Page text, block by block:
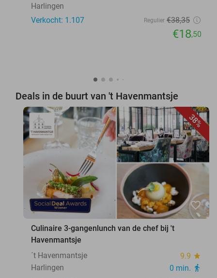
Harlingen
Verkocht: 1.107
Regulier €38,35
€18,50
Deals in de buurt van 't Havenmantsje
38%
favorite_border
Culinaire 3-gangenlunch van de chef bij 't
Havenmantsje
´t Havenmantsje
9.9 star
Harlingen 0 min. directions_walk